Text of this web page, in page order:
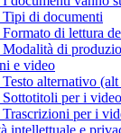
di documenti
di lettura
di
e video
alternativo
Sottotitoli per i video
per i
intellettuale e